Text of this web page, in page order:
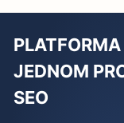
JEDNOM
SEO